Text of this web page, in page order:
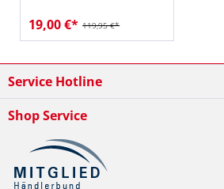
119,95 €*
19,00 €*
Service Hotline
Shop Service